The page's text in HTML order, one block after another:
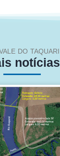
DO TAQUARI
notícias